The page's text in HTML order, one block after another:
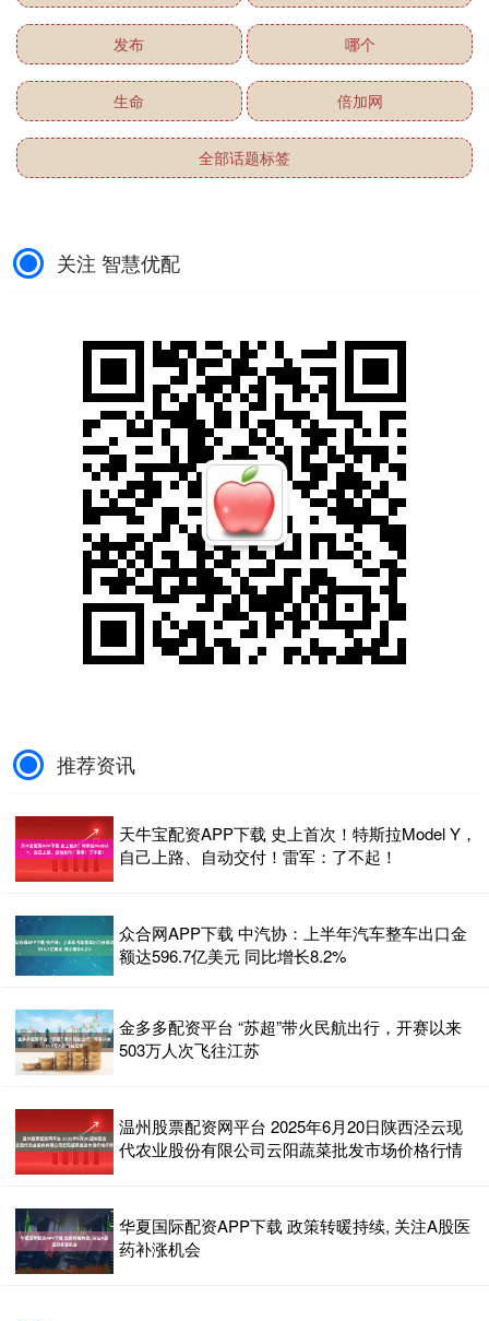
发布 哪个
生命 倍加网
全部话题标签
关注 智慧优配
推荐资讯
天牛宝配资APP下载 史上首次！特斯拉Model Y，
自己上路、自动交付！雷军：了不起！
众合网APP下载 中汽协：上半年汽车整车出口金
额达596.7亿美元 同比增长8.2%
金多多配资平台 “苏超”带火民航出行，开赛以来
503万人次飞往江苏
温州股票配资网平台 2025年6月20日陕西泾云现
代农业股份有限公司云阳蔬菜批发市场价格行情
华夏国际配资APP下载 政策转暖持续, 关注A股医
药补涨机会